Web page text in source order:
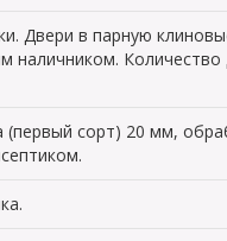
Двери в парную
наличником. Количество
(первый сорт) 20 мм,